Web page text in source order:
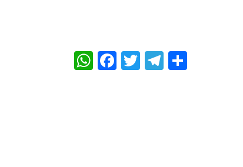
WhatsApp
Facebook
TwitterTelegram